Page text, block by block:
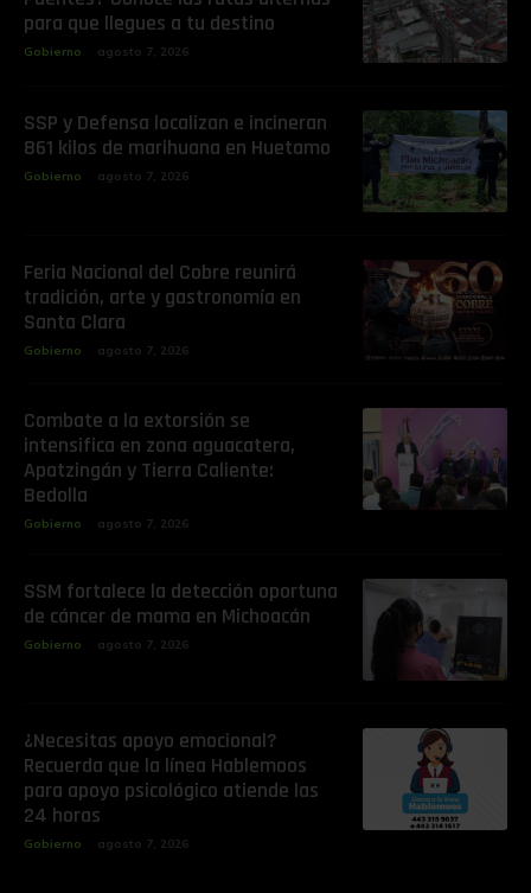
para que llegues a tu destino
Gobierno agosto 7, 2026
SSP y Defensa localizan e incineran
861 kilos de marihuana en Huetamo
Gobierno agosto 7, 2026
Feria Nacional del Cobre reunirá
tradición, arte y gastronomía en
Santa Clara
Gobierno agosto 7, 2026
Combate a la extorsión se
intensifica en zona aguacatera,
Apatzingán y Tierra Caliente:
Bedolla
Gobierno agosto 7, 2026
SSM fortalece la detección oportuna
de cáncer de mama en Michoacán
Gobierno agosto 7, 2026
¿Necesitas apoyo emocional?
Recuerda que la línea Hablemoos
para apoyo psicológico atiende las
24 horas
Gobierno agosto 7, 2026